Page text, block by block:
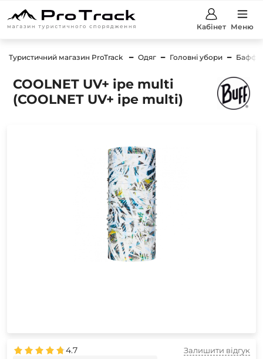
Кабінет Меню
Туристичний магазин ProTrack Одяг Головні убори Баффи
COOLNET UV+ ipe multi
(COOLNET UV+ ipe multi)
4.7 Залишити відгук